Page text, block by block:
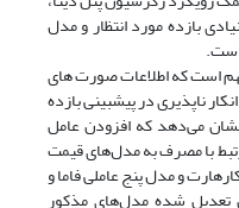
بازده مورد انتظار و مدل
است که اطلاعات صورت های
ناپذیری در پیشبینی بازده
می‌دهد که افزودن عامل
با مصرف به مدل‌های قیمت
و مدل پنج عاملی فاما و
شده مدل‌های مذکور